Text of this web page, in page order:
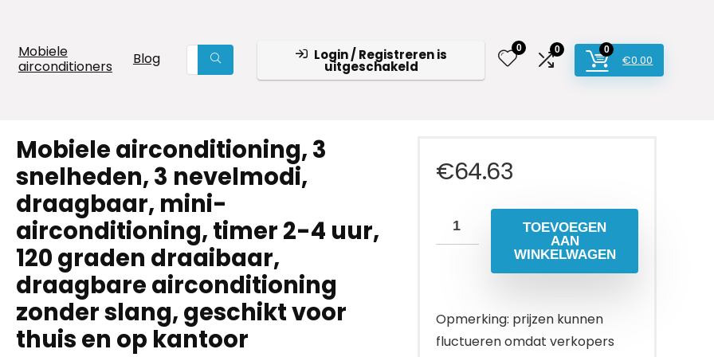
Mobiele
airconditioners
Blog Login / Registreren is
uitgeschakeld
0 0 0
€0.00
Mobiele airconditioning, 3
snelheden, 3 nevelmodi,
draagbaar, mini-
airconditioning, timer 2-4 uur,
120 graden draaibaar,
draagbare airconditioning
zonder slang, geschikt voor
thuis en op kantoor
€64.63
TOEVOEGEN
AAN
WINKELWAGEN
Opmerking: prijzen kunnen
fluctueren omdat verkopers